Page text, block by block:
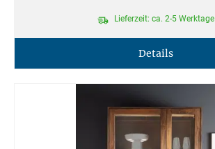
Lieferzeit: ca. 2-5 Werktage
Details